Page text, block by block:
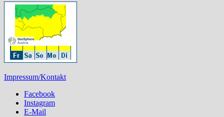
Impressum/Kontakt
Facebook
Instagram
E-Mail